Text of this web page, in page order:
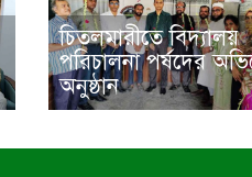
চিতলমারীতে বিদ্যালয়
পরিচালনা পর্ষদের
অনুষ্ঠান